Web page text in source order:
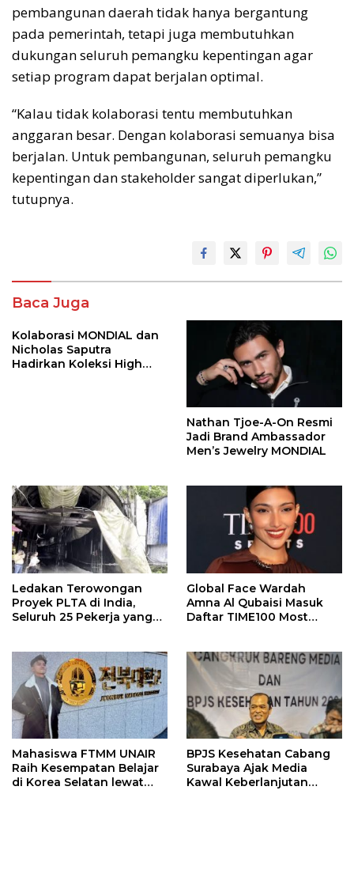
pembangunan daerah tidak hanya bergantung
pada pemerintah, tetapi juga membutuhkan
dukungan seluruh pemangku kepentingan agar
setiap program dapat berjalan optimal.
“Kalau tidak kolaborasi tentu membutuhkan
anggaran besar. Dengan kolaborasi semuanya bisa
berjalan. Untuk pembangunan, seluruh pemangku
kepentingan dan stakeholder sangat diperlukan,”
tutupnya.
Baca Juga
Kolaborasi MONDIAL dan
Nicholas Saputra
Hadirkan Koleksi High
Nathan Tjoe-A-On Resmi
Jadi Brand Ambassador
Men’s Jewelry MONDIAL
Ledakan Terowongan
Proyek PLTA di India,
Seluruh 25 Pekerja yang
Global Face Wardah
Amna Al Qubaisi Masuk
Daftar TIME100 Most
Mahasiswa FTMM UNAIR
Raih Kesempatan Belajar
di Korea Selatan lewat
BPJS Kesehatan Cabang
Surabaya Ajak Media
Kawal Keberlanjutan